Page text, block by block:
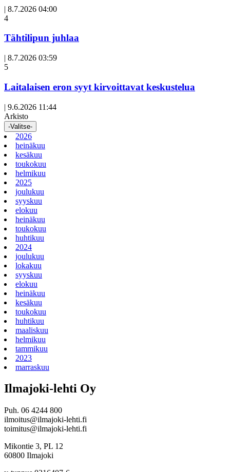
| 8.7.2026 04:00
Avoin
4
Tähtilipun juhlaa
| 8.7.2026 03:59
Avoin
5
Laitalaisen eron syyt kirvoittavat keskustelua
| 9.6.2026 11:44
Arkisto
-Valitse-
2026
heinäkuu
kesäkuu
toukokuu
helmikuu
2025
joulukuu
syyskuu
elokuu
heinäkuu
toukokuu
huhtikuu
2024
joulukuu
lokakuu
syyskuu
elokuu
heinäkuu
kesäkuu
toukokuu
huhtikuu
maaliskuu
helmikuu
tammikuu
2023
marraskuu
Ilmajoki-lehti Oy
Puh. 06 4244 800
ilmoitus@ilmajoki-lehti.fi
toimitus@ilmajoki-lehti.fi
Mikontie 3, PL 12
60800 Ilmajoki